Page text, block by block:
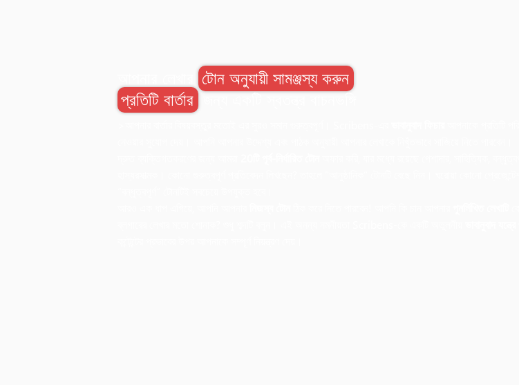
টোন অনুযায়ী সামঞ্জস্য করুন
প্রতিটি বার্তার জন্য একটি স্বতন্ত্র বাচনভঙ্গি